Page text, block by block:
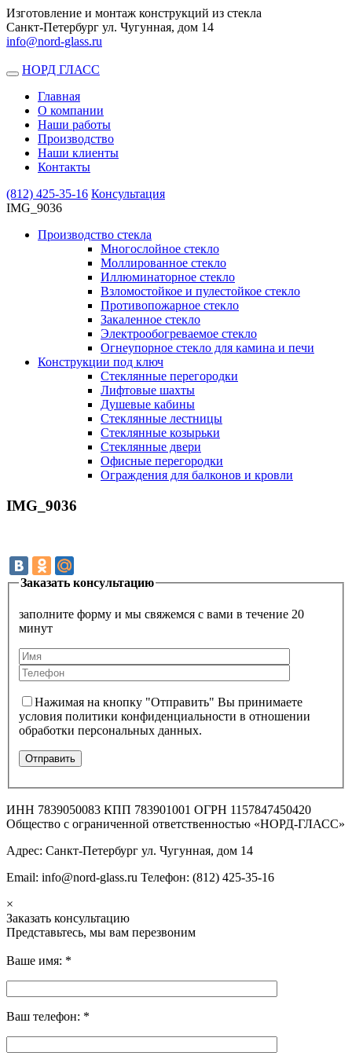
Изготовление и монтаж конструкций из стекла
Санкт-Петербург ул. Чугунная, дом 14
info@nord-glass.ru
Toggle
navigation
НОРД ГЛАСС
Главная
О компании
Наши работы
Производство
Наши клиенты
Контакты
(812) 425-35-16 Консультация
IMG_9036
Производство стекла
Многослойное стекло
Моллированное стекло
Иллюминаторное стекло
Взломостойкое и пулестойкое стекло
Противопожарное стекло
Закаленное стекло
Электрообогреваемое стекло
Огнеупорное стекло для камина и печи
Конструкции под ключ
Стеклянные перегородки
Лифтовые шахты
Душевые кабины
Cтеклянные лестницы
Cтеклянные козырьки
Cтеклянные двери
Офисные перегородки
Ограждения для балконов и кровли
IMG_9036
Заказать консультацию
заполните форму и мы свяжемся с вами в течение 20
минут
Нажимая на кнопку "Отправить" Вы принимаете
условия политики конфиденциальности в отношении
обработки персональных данных.
ИНН 7839050083 КПП 783901001 ОГРН 1157847450420
Общество с ограниченной ответственностью «НОРД-ГЛАСС»
Адрес: Санкт-Петербург ул. Чугунная, дом 14
Email: info@nord-glass.ru Телефон: (812) 425-35-16
×
Заказать консультацию
Представьтесь, мы вам перезвоним
Ваше имя: *
Ваш телефон: *